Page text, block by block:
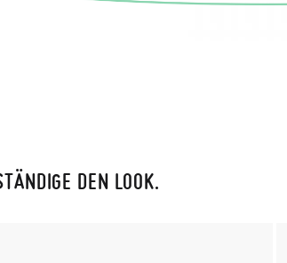
DEN LOOK.